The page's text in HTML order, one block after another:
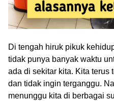
Di tengah hiruk pikuk
tidak punya banyak waktu
ada di sekitar kita. Kita terus
dan tidak ingin terganggu.
menunggu kita di berbagai